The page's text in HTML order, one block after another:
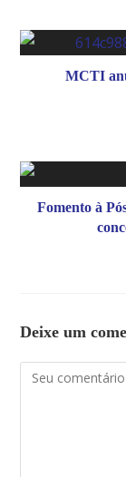
MCTI
Fomento à
Deixe um